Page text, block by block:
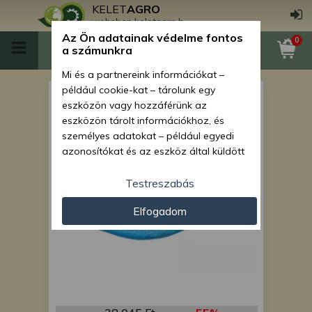
KELETAGRO
webshop.keletagro.hu
0
kopóorr
Az Ön adatainak védelme fontos
a számunkra
Mi és a partnereink információkat –
például cookie-kat – tárolunk egy
eszközön vagy hozzáférünk az
eszközön tárolt információkhoz, és
személyes adatokat – például egyedi
azonosítókat és az eszköz által küldött
személyre szabott hirdetések és
tartalom nyújtásához, hirdetés- és
tartalomméréshez, nézettségi adatok
gyűjtéséhez, valamint termékek
kifejlesztéséhez és a termékek
Testreszabás
Elfogadom